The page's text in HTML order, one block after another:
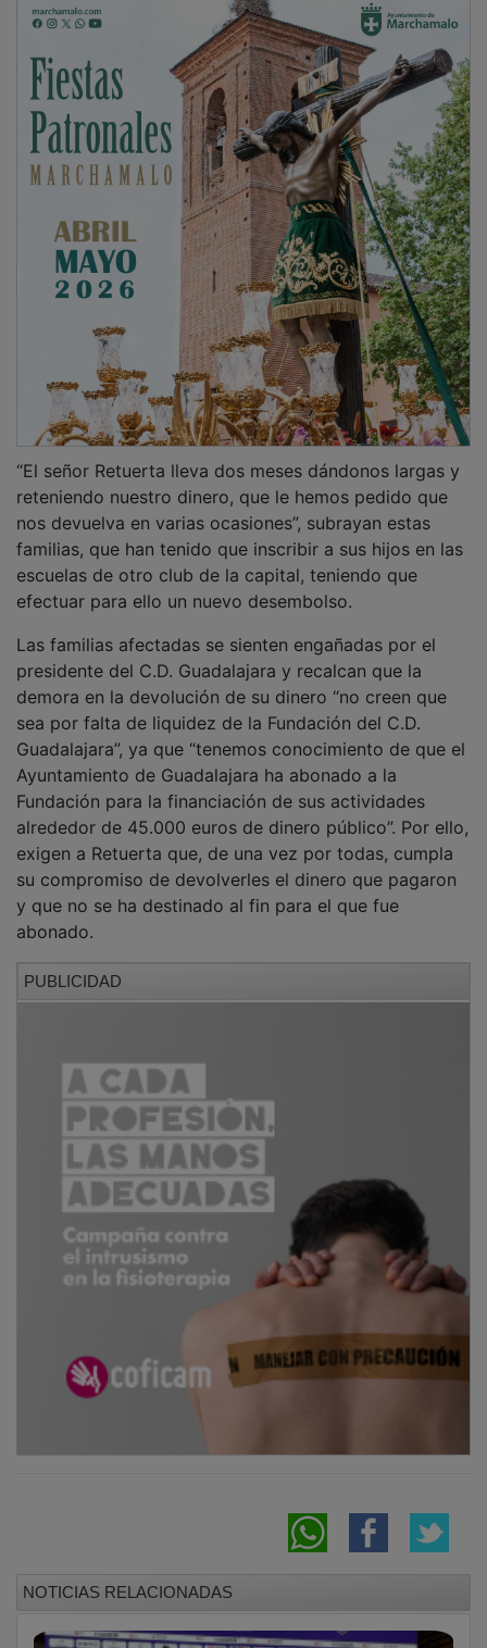
reteniendo nuestro dinero, que le hemos pedido que
nos devuelva en varias ocasiones”, subrayan estas
familias, que han tenido que inscribir a sus hijos en las
escuelas de otro club de la capital, teniendo que
efectuar para ello un nuevo desembolso.
presidente del C.D. Guadalajara y recalcan que la
demora en la devolución de su dinero “no creen que
sea por falta de liquidez de la Fundación del C.D.
Guadalajara”, ya que “tenemos conocimiento de que el
Ayuntamiento de Guadalajara ha abonado a la
Fundación para la financiación de sus actividades
alrededor de 45.000 euros de dinero público”. Por ello,
exigen a Retuerta que, de una vez por todas, cumpla
su compromiso de devolverles el dinero que pagaron
y que no se ha destinado al fin para el que fue
abonado.